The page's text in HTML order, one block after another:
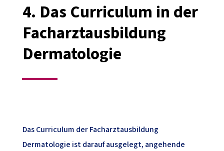
4. Das Curriculum in der
Facharztausbildung
Dermatologie
Das Curriculum der Facharztausbildung
Dermatologie ist darauf ausgelegt, angehende